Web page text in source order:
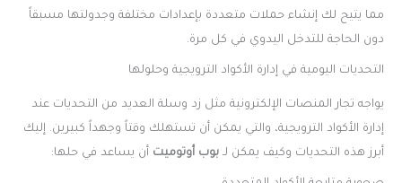
مما يتيح لك إنشاء حملات متعددة بإعدادات مختلفة وجدولتها مسبقاً
دون الحاجة للتدخل اليدوي في كل مرة.
التحديات اليومية في إدارة الأكواد الترويجية وحلولها
يواجه تجار المنصات الإلكترونية مثل زد وسلة العديد من التحديات عند
إدارة الأكواد الترويجية، والتي يمكن أن تستهلك وقتاً وجهداً كبيرين. إليك
أبرز هذه التحديات وكيف يمكن لـ بوب أوتوميت أن يساعد في حلها: